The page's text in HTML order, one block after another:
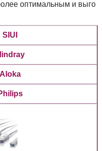
оптимальным и выго